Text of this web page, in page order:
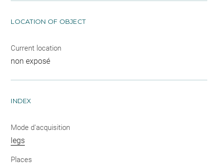
LOCATION OF OBJECT
Current location
non exposé
INDEX
Mode d'acquisition
legs
Places